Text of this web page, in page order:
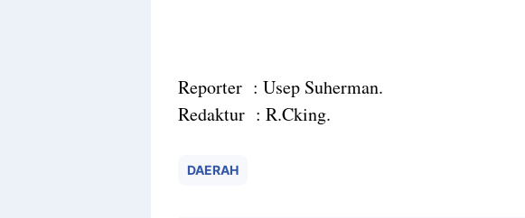
Reporter : Usep Suherman.
Redaktur : R.Cking.
DAERAH